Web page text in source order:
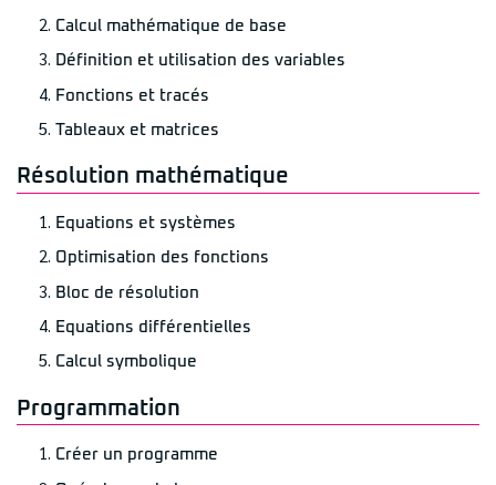
Calcul mathématique de base
Définition et utilisation des variables
Fonctions et tracés
Tableaux et matrices
Résolution mathématique
Equations et systèmes
Optimisation des fonctions
Bloc de résolution
Equations différentielles
Calcul symbolique
Programmation
Créer un programme